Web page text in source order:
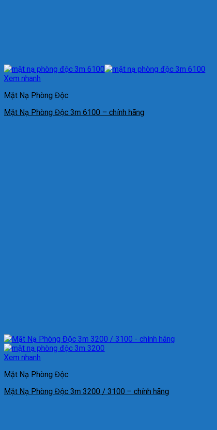
Xem nhanh
Mặt Nạ Phòng Độc
Mặt Nạ Phòng Độc 3m 6100 – chính hãng
Xem nhanh
Mặt Nạ Phòng Độc
Mặt Nạ Phòng Độc 3m 3200 / 3100 – chính hãng